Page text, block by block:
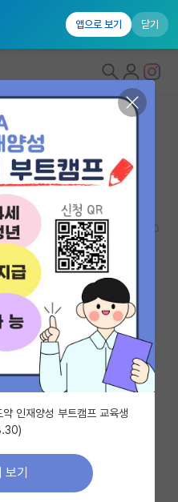
앱으로 보기 닫기
고하세요
인재양성 부트캠프 교육생
기